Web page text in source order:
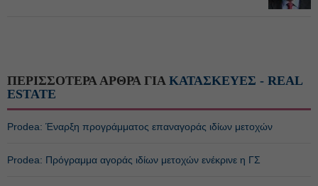
ΠΕΡΙΣΣΟΤΕΡΑ ΑΡΘΡΑ ΓΙΑ ΚΑΤΑΣΚΕΥΕΣ - REAL
ESTATE
Prodea: Έναρξη προγράμματος επαναγοράς ιδίων μετοχών
Prodea: Πρόγραμμα αγοράς ιδίων μετοχών ενέκρινε η ΓΣ